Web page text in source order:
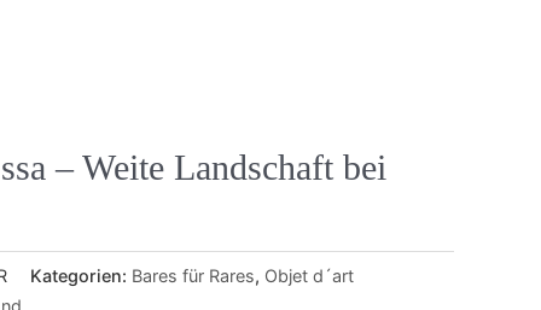
– Weite Landschaft bei
Kategorien: Bares für Rares, Objet d´art